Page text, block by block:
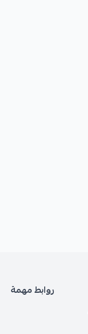
روابط مهمة